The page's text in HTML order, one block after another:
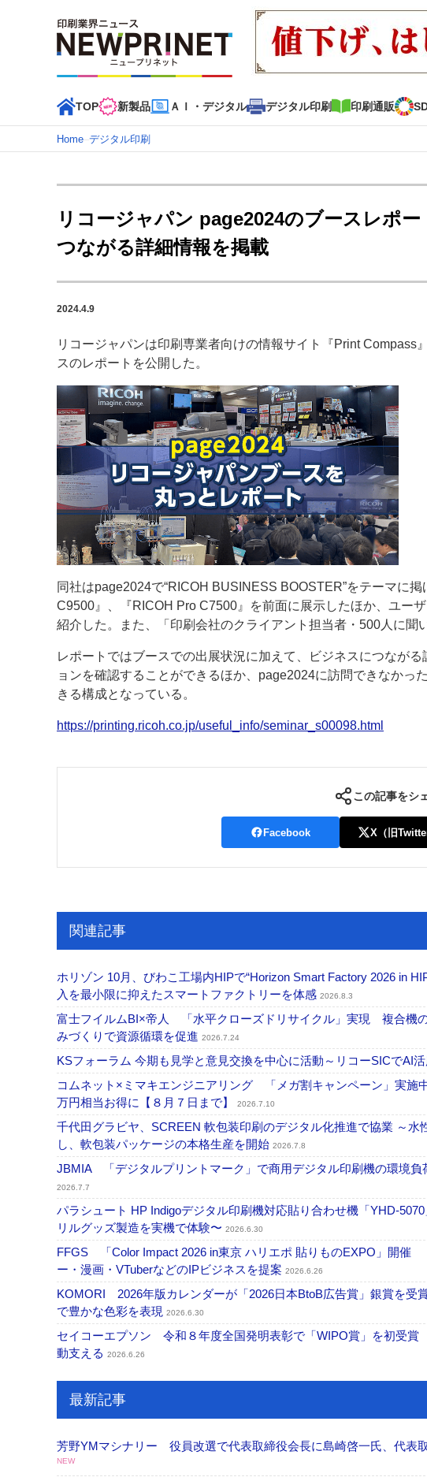
TOP 新製品 ＡＩ・デジタル デジタル印刷 印刷通販
インデックス
TOP 新着記事 特集記事 動画コンテンツ インタビ
カテゴリー一覧
新商品 新製品 ＡＩ・デジタル デジタル印刷
特集記事カテゴリー一覧
特集・デジタル印刷 ～ 新成長軌道を描く
案内
発刊案内 JFPI印刷用語集 印刷機材年鑑
運営
会社案内 購読・購入申し込み サイトポリシー お問い
Home–デジタル印刷
リコージャパン page2024のブースレポ
つながる詳細情報を掲載
2024.4.9
リコージャパンは印刷専業者向けの情報サイト『Print
スのレポートを公開した。
同社はpage2024で“RICOH BUSINESS BOOSTER”をテーマに
C9500』、『RICOH Pro C7500』を前面に展示したほか、ユー
紹介した。また、「印刷会社のクライアント担当者・500人に聞
レポートではブースでの出展状況に加えて、ビジネスにつなが
ョンを確認することができるほか、page2024に訪問できなかっ
きる構成となっている。
https://printing.ricoh.co.jp/useful_info/seminar_s00098.html
この記事をシ
Facebook X（旧Twitter
関連記事
ホリゾン 10月、びわこ工場内HIPで“Horizon Smart Factory 2026 in
入を最小限に抑えたスマートファクトリーを体感 2026.8.3
富士フイルムBI×帝人 「水平クローズドリサイクル」実現 複合機
みづくりで資源循環を促進 2026.7.24
KSフォーラム 今期も見学と意見交換を中心に活動～リコーSICでAI
コムネット×ミマキエンジニアリング 「メガ割キャンペーン」実
万円相当お得に【８月７日まで】
2026.7.10
千代田グラビヤ、SCREEN 軟包装印刷のデジタル化推進で協業 ～水
し、軟包装パッケージの本格生産を開始 2026.7.8
JBMIA 「デジタルプリントマーク」で商用デジタル印刷機の環境
2026.7.7
パラシュート HP Indigoデジタル印刷機対応貼り合わせ機「YHD-
リルグッズ製造を実機で体験〜 2026.6.30
FFGS 「Color Impact 2026 in東京 ハリエポ 貼りものEXPO」開
ー・漫画・VTuberなどのIPビジネスを提案 2026.6.26
KOMORI 2026年版カレンダーが「2026日本BtoB広告賞」銀賞を
で豊かな色彩を表現 2026.6.30
セイコーエプソン 令和８年度全国発明表彰で「WIPO賞」を初受
動支える 2026.6.26
最新記事
芳野YMマシナリー 役員改選で代表取締役会長に島崎啓一氏、代表
NEW